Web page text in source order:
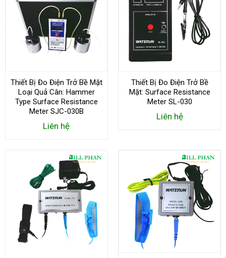
Thiết Bị Đo Điện Trở Bề Mặt
Loại Quả Cân: Hammer
Type Surface Resistance
Meter SJC-030B
Liên hệ
Thiết Bị Đo Điện Trở Bề
Mặt: Surface Resistance
Meter SL-030
Liên hệ